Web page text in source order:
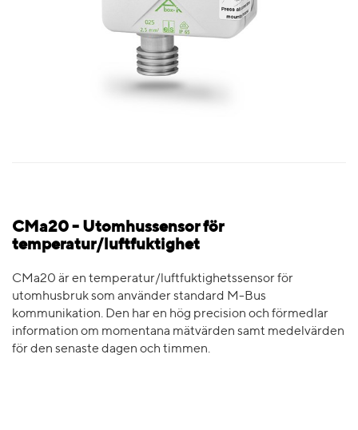
CMa20 - Utomhussensor för
temperatur/luftfuktighet
CMa20 är en temperatur/luftfuktighetssensor för
utomhusbruk som använder standard M-Bus
kommunikation. Den har en hög precision och förmedlar
information om momentana mätvärden samt medelvärden
för den senaste dagen och timmen.